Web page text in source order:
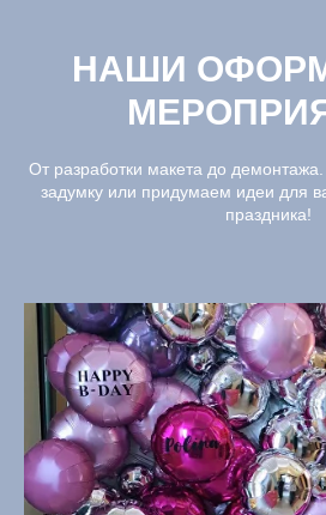
НАШИ
От разработки макета до
задумку или придумаем идеи для
праздника!